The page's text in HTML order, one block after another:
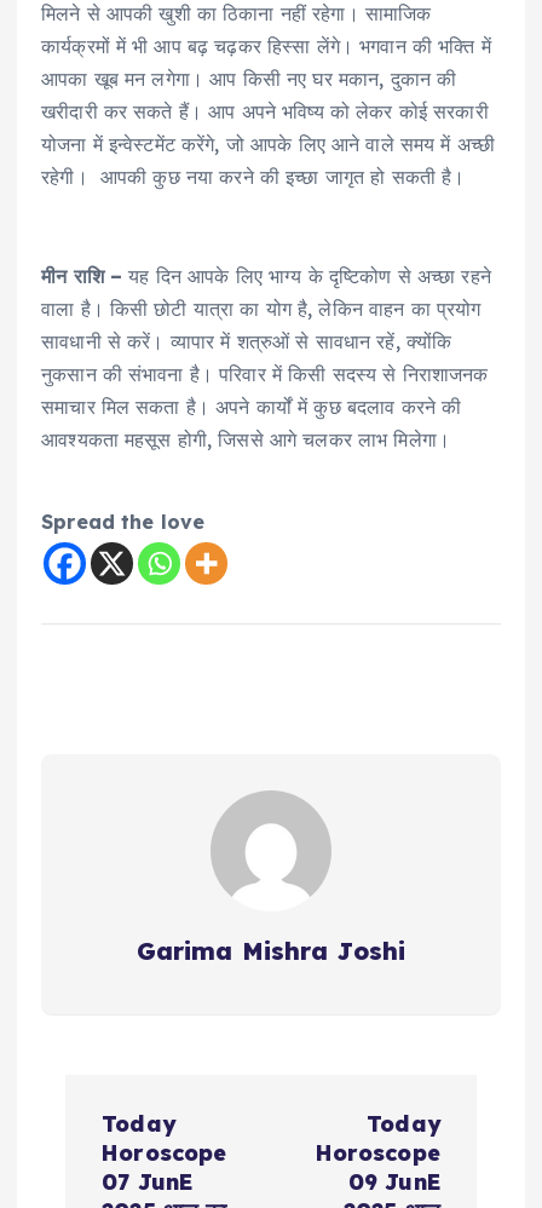
मिलने से आपकी खुशी का ठिकाना नहीं रहेगा। सामाजिक
कार्यक्रमों में भी आप बढ़ चढ़कर हिस्सा लेंगे। भगवान की भक्ति में
आपका खूब मन लगेगा। आप किसी नए घर मकान, दुकान की
खरीदारी कर सकते हैं। आप अपने भविष्य को लेकर कोई सरकारी
योजना में इन्वेस्टमेंट करेंगे, जो आपके लिए आने वाले समय में अच्छी
रहेगी। आपकी कुछ नया करने की इच्छा जागृत हो सकती है।
मीन राशि –यह दिन आपके लिए भाग्य के दृष्टिकोण से अच्छा रहने
वाला है। किसी छोटी यात्रा का योग है, लेकिन वाहन का प्रयोग
सावधानी से करें। व्यापार में शत्रुओं से सावधान रहें, क्योंकि
नुकसान की संभावना है। परिवार में किसी सदस्य से निराशाजनक
समाचार मिल सकता है। अपने कार्यों में कुछ बदलाव करने की
आवश्यकता महसूस होगी, जिससे आगे चलकर लाभ मिलेगा।
Spread the love
Garima Mishra Joshi
Today
Horoscope
07 JunE
Today
Horoscope
09 JunE